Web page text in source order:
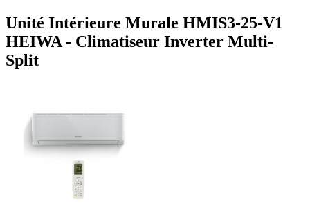
Unité Intérieure Murale HMIS3-25-V1
HEIWA - Climatiseur Inverter Multi-
Split